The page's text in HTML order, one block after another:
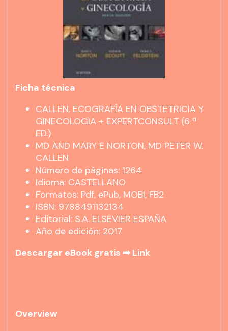
Ficha técnica
CALLEN. ECOGRAFÍA EN OBSTETRICIA Y
GINECOLOGÍA + EXPERTCONSULT (6 ª
ED.)
MD AND MARY E NORTON, MD PETER W.
CALLEN
Número de páginas: 1264
Idioma: CASTELLANO
Formatos: Pdf, ePub, MOBI, FB2
ISBN: 9788491132134
Editorial: S.A. ELSEVIER ESPAÑA
Año de edición: 2017
Descargar eBook gratis ➡ Link
Overview